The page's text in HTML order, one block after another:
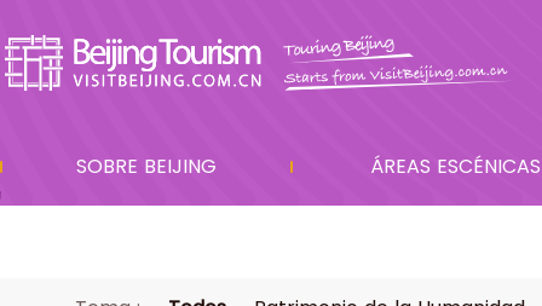
SOBRE BEIJING ÁREAS ESCÉNICAS